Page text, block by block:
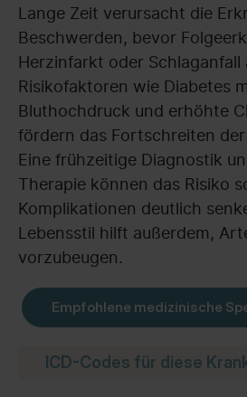
Lange Zeit verursacht die
Beschwerden, bevor
Herzinfarkt oder
Risikofaktoren wie Diabetes
Bluthochdruck und erhöhte
fördern das Fortschreiten
Eine frühzeitige Diagnostik
Therapie können das Risiko
Komplikationen deutlich
Lebensstil hilft außerdem,
vorzubeugen.
Empfohlene medizinische
ICD-Codes für diese